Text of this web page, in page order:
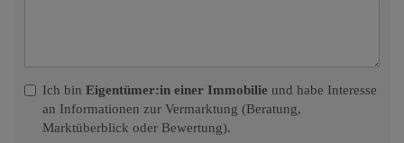
Ich bin Eigentümer:in einer Immobilie und habe Interesse
an Informationen zur Vermarktung (Beratung,
Marktüberblick oder Bewertung).